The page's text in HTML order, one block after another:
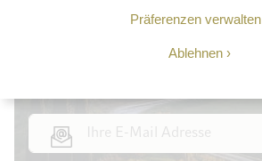
Präferenzen verwalten
Ablehnen